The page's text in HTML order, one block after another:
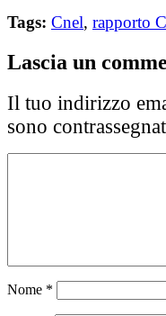
Tags: Cnel, rapporto
Lascia un
Il tuo indirizzo
sono
Nome *